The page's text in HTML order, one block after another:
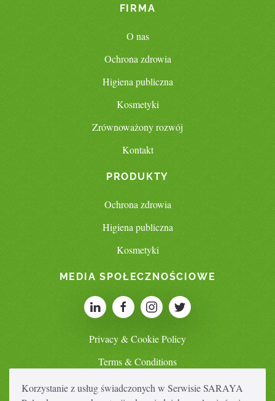
Korzystanie z usług świadczonych w Serwisie SARAYA
FIRMA
O nas
Ochrona zdrowia
Higiena publiczna
Kosmetyki
Zrównoważony rozwój
Kontakt
PRODUKTY
Ochrona zdrowia
Higiena publiczna
Kosmetyki
MEDIA SPOŁECZNOŚCIOWE
Privacy & Cookie Policy
Terms & Conditions